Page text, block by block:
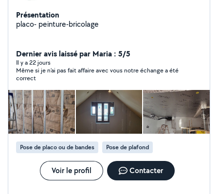
Présentation
placo- peinture-bricolage
Dernier avis laissé par Maria : 5/5
Il y a 22 jours
Même si je n’ai pas fait affaire avec vous notre échange a été
correct
Pose de placo ou de bandes Pose de plafond
Voir le profil Contacter